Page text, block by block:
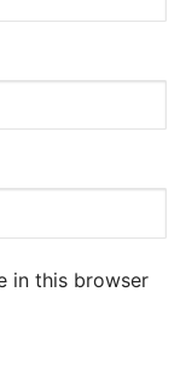
in this browser